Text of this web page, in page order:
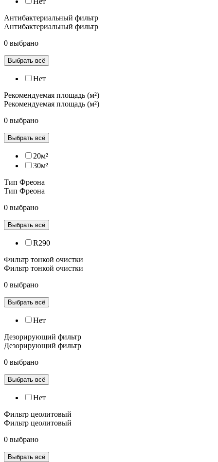
Антибактериальный фильтр
Антибактериальный фильтр
0 выбрано
Выбрать всё
Нет
Рекомендуемая площадь (м²)
Рекомендуемая площадь (м²)
0 выбрано
Выбрать всё
20м²
30м²
Тип Фреона
Тип Фреона
0 выбрано
Выбрать всё
R290
Фильтр тонкой очистки
Фильтр тонкой очистки
0 выбрано
Выбрать всё
Нет
Дезорирующий фильтр
Дезорирующий фильтр
0 выбрано
Выбрать всё
Нет
Фильтр цеолитовый
Фильтр цеолитовый
0 выбрано
Выбрать всё